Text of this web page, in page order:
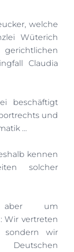
welche
Wüterich
Claudia
beschäftigt
und
…
kennen
solcher
aber um
Wir vertreten
sondern wir